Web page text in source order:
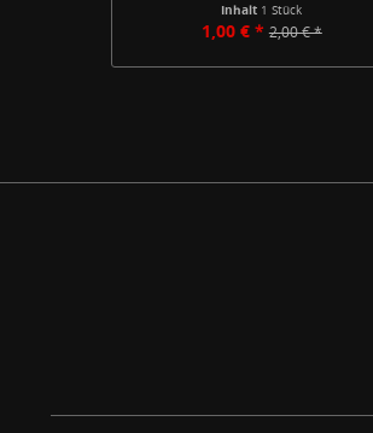
Inhalt 1 Stück
1,00 € * 2,00 € *